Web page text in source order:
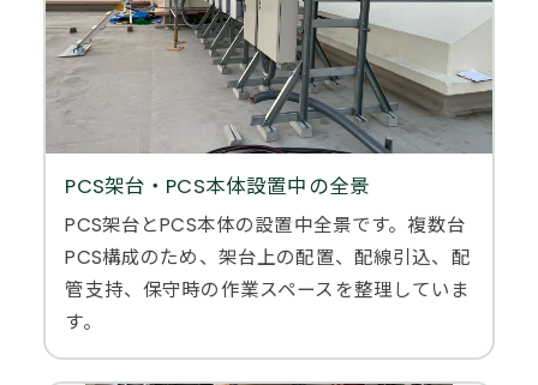
PCS架台・PCS本体設置中の全景
PCS架台とPCS本体の設置中全景です。複数台
PCS構成のため、架台上の配置、配線引込、配
管支持、保守時の作業スペースを整理していま
す。